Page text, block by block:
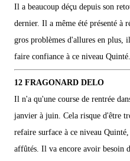
Il a beaucoup déçu depuis son
dernier. Il a même été présenté à
gros problèmes d'allures en
faire confiance à ce niveau
12 FRAGONARD DELO
Il n'a qu'une course de rentrée
janvier à juin. Cela risque d'être
refaire surface à ce niveau
affûtés. Il va encore avoir besoin